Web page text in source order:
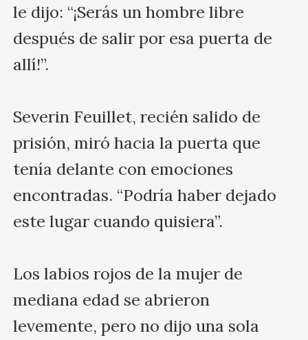
le dijo: “¡Serás un hombre libre
después de salir por esa puerta de
allí!”.
Severin Feuillet, recién salido de
prisión, miró hacia la puerta que
tenía delante con emociones
encontradas. “Podría haber dejado
este lugar cuando quisiera”.
Los labios rojos de la mujer de
mediana edad se abrieron
levemente, pero no dijo una sola